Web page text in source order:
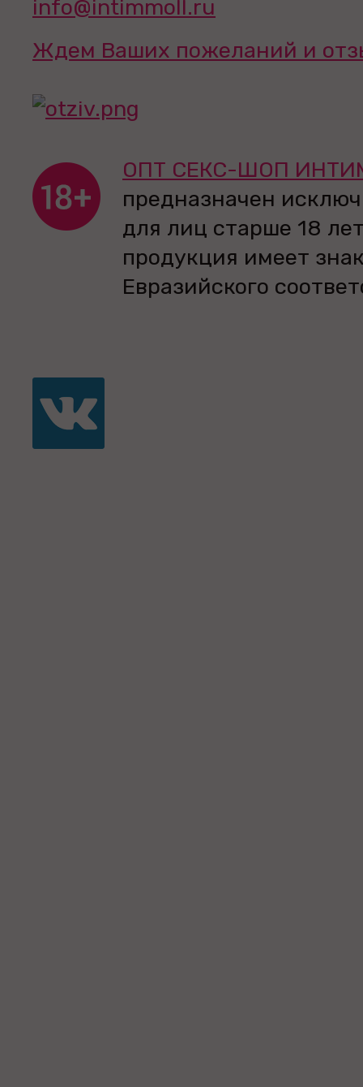
info@intimmoll.ru
Ждем Ваших пожеланий и
ОПТ СЕКС-ШОП
предназначен
для лиц старше 18
продукция имеет
Евразийского